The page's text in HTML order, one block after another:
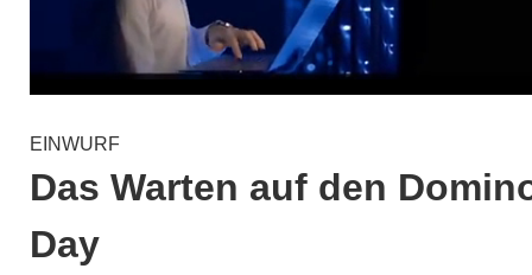
EINWURF
Das Warten auf den
Day